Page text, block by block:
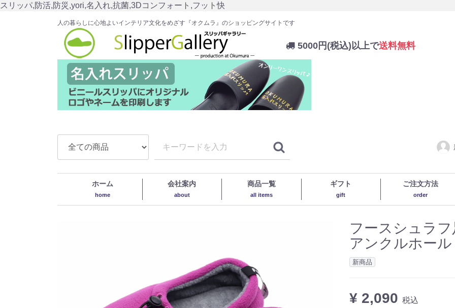
スリッパ,防活,防災,yori,名入れ,抗菌,3Dコンフォート,フット快
人の暮らしに心地よいインテリア文化をめざす『オクムラ』のショッピングサイトです
5000円(税込)以上で送料無料
ホーム
home
会社案内
about
商品一覧
all items
ギフト
gift
ご注文方法
order
フースシュラ
アンクルホー
新商品
¥ 2,090 税込